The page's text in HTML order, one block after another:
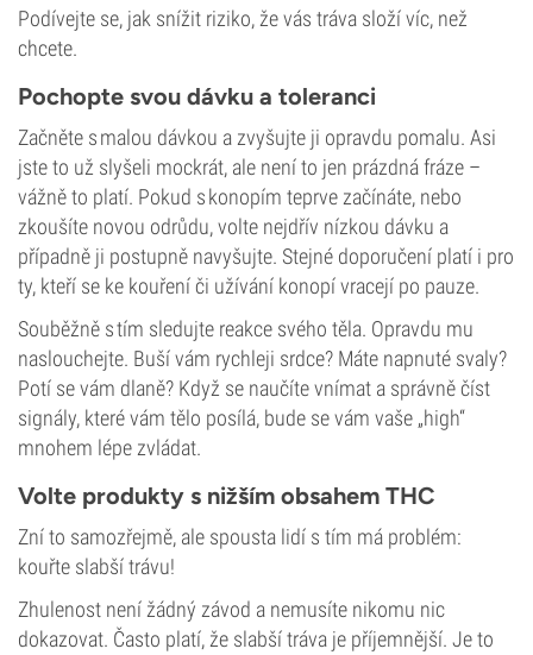
Podívejte se, jak snížit riziko, že vás tráva složí víc, než
chcete.
Pochopte svou dávku a toleranci
Začněte s malou dávkou a zvyšujte ji opravdu pomalu. Asi
jste to už slyšeli mockrát, ale není to jen prázdná fráze –
vážně to platí. Pokud s konopím teprve začínáte, nebo
zkoušíte novou odrůdu, volte nejdřív nízkou dávku a
případně ji postupně navyšujte. Stejné doporučení platí i pro
ty, kteří se ke kouření či užívání konopí vracejí po pauze.
Souběžně s tím sledujte reakce svého těla. Opravdu mu
naslouchejte. Buší vám rychleji srdce? Máte napnuté svaly?
Potí se vám dlaně? Když se naučíte vnímat a správně číst
signály, které vám tělo posílá, bude se vám vaše „high“
mnohem lépe zvládat.
Volte produkty s nižším obsahem THC
Zní to samozřejmě, ale spousta lidí s tím má problém:
kouřte slabší trávu!
Zhulenost není žádný závod a nemusíte nikomu nic
dokazovat. Často platí, že slabší tráva je příjemnější. Je to